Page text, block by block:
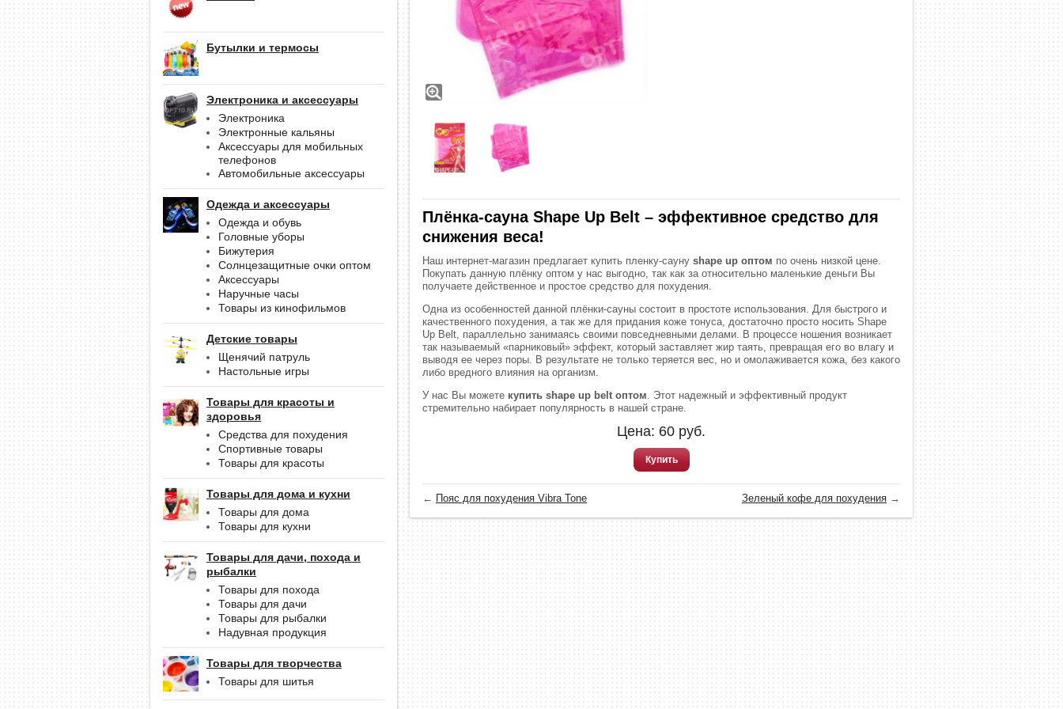
Бутылки и термосы
Электроника и аксессуары
Электроника
Электронные кальяны
Аксессуары для мобильных
телефонов
Автомобильные аксессуары
Одежда и аксессуары
Одежда и обувь
Головные уборы
Бижутерия
Солнцезащитные очки оптом
Аксессуары
Наручные часы
Товары из кинофильмов
Детские товары
Щенячий патруль
Настольные игры
Товары для красоты и
здоровья
Средства для похудения
Спортивные товары
Товары для красоты
Товары для дома и кухни
Товары для дома
Товары для кухни
Товары для дачи, похода и
рыбалки
Товары для похода
Товары для дачи
Товары для рыбалки
Надувная продукция
Товары для творчества
Товары для шитья
Плёнка-сауна Shape Up Belt – эффективное средство для
снижения веса!
Наш интернет-магазин предлагает купить пленку-сауну shape up оптом по очень низкой цене.
Покупать данную плёнку оптом у нас выгодно, так как за относительно маленькие деньги Вы
получаете действенное и простое средство для похудения.
Одна из особенностей данной плёнки-сауны состоит в простоте использования. Для быстрого и
качественного похудения, а так же для придания коже тонуса, достаточно просто носить Shape
Up Belt, параллельно занимаясь своими повседневными делами. В процессе ношения возникает
так называемый «парниковый» эффект, который заставляет жир таять, превращая его во влагу и
выводя ее через поры. В результате не только теряется вес, но и омолаживается кожа, без какого
либо вредного влияния на организм.
У нас Вы можете купить shape up belt оптом . Этот надежный и эффективный продукт
стремительно набирает популярность в нашей стране.
Цена: 60 руб.
Купить
← Пояс для похудения Vibra Tone Зеленый кофе для похудения →